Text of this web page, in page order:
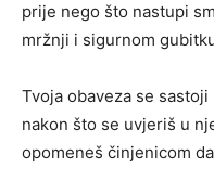
prije nego što nastupi
mržnji i sigurnom
Tvoja obaveza se
nakon što se uvjeriš u
opomeneš činjenicom